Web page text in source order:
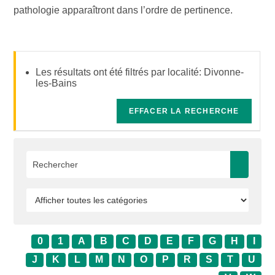
pathologie apparaîtront dans l’ordre de pertinence.
Les résultats ont été filtrés par localité: Divonne-
les-Bains
EFFACER LA RECHERCHE
0 1 A B C D E F G H
J
K L M N O P R S T
U